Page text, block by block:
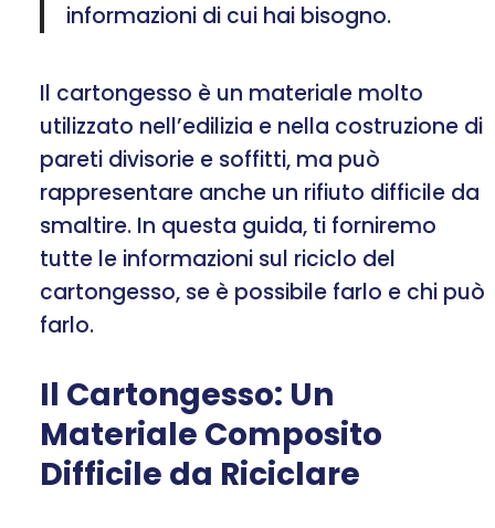
informazioni di cui hai bisogno.
Il cartongesso è un materiale molto
utilizzato nell’edilizia e nella costruzione di
pareti divisorie e soffitti, ma può
rappresentare anche un rifiuto difficile da
smaltire. In questa guida, ti forniremo
tutte le informazioni sul riciclo del
cartongesso, se è possibile farlo e chi può
farlo.
Il Cartongesso: Un
Materiale Composito
Difficile da Riciclare